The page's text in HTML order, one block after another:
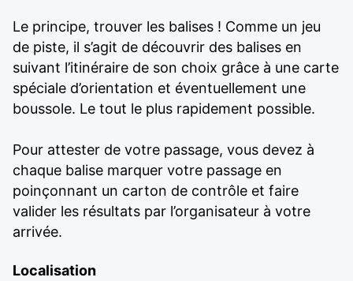
Le principe, trouver les balises ! Comme un jeu
de piste, il s’agit de découvrir des balises en
suivant l’itinéraire de son choix grâce à une carte
spéciale d’orientation et éventuellement une
boussole. Le tout le plus rapidement possible.
Pour attester de votre passage, vous devez à
chaque balise marquer votre passage en
poinçonnant un carton de contrôle et faire
valider les résultats par l’organisateur à votre
arrivée.
Localisation